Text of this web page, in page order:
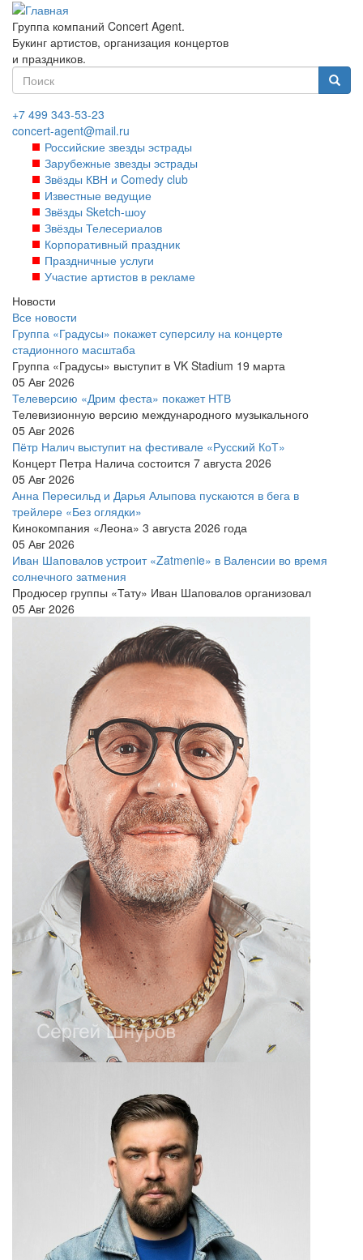
Перейти
основному
содержанию
Группа компаний Concert Agent.
Букинг артистов, организация концертов
и праздников.
Форма
поиска
+7 499 343-53-23
concert-agent@mail.ru
Российские звезды эстрады
Зарубежные звезды эстрады
Звёзды КВН и Comedy club
Известные ведущие
Звёзды Sketch-шоу
Звёзды Телесериалов
Корпоративный праздник
Праздничные услуги
Участие артистов в рекламе
Новости
Все новости
Группа «Градусы» покажет суперсилу на концерте
стадионного масштаба
Группа «Градусы» выступит в VK Stadium 19 марта
05 Авг 2026
Телеверсию «Дрим феста» покажет НТВ
Телевизионную версию международного музыкального
05 Авг 2026
Пётр Налич выступит на фестивале «Русский КоТ»
Концерт Петра Налича состоится 7 августа 2026
05 Авг 2026
Анна Пересильд и Дарья Алыпова пускаются в бега в
трейлере «Без оглядки»
Кинокомпания «Леона» 3 августа 2026 года
05 Авг 2026
Иван Шаповалов устроит «Zatmenie» в Валенсии во время
солнечного затмения
Продюсер группы «Тату» Иван Шаповалов организовал
05 Авг 2026